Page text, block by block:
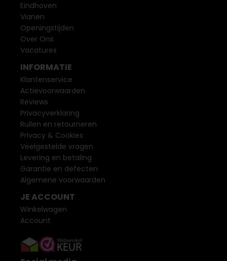
Eindhoven
Vianen
Openingstijden
Over Ons
Vacatures
INFORMATIE
Klantenservice
Actievoorwaarden
Reviews
Privacyverklaring
Ruilen en retourneren
Privacy & Cookies
Veelgestelde vragen
Levering en betaling
Garantie en defecten
Algemene voorwaarden
JE ACCOUNT
Winkelwagen
Account